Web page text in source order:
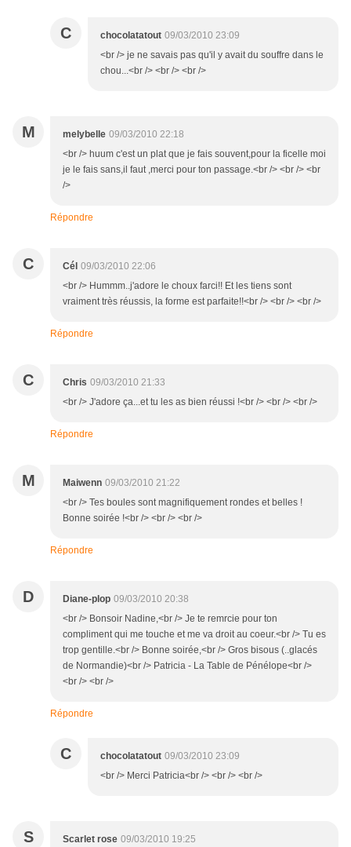
C chocolatatout 09/03/2010 23:09
<br /> je ne savais pas qu'il y avait du souffre dans le
chou...<br /> <br /> <br />
M melybelle 09/03/2010 22:18
<br /> huum c'est un plat que je fais souvent,pour la ficelle moi
je le fais sans,il faut ,merci pour ton passage.<br /> <br /> <br
/>
Répondre
C Cél 09/03/2010 22:06
<br /> Hummm..j'adore le choux farci!! Et les tiens sont
vraiment très réussis, la forme est parfaite!!<br /> <br /> <br />
Répondre
C Chris 09/03/2010 21:33
<br /> J'adore ça...et tu les as bien réussi !<br /> <br /> <br />
Répondre
M Maiwenn 09/03/2010 21:22
<br /> Tes boules sont magnifiquement rondes et belles !
Bonne soirée !<br /> <br /> <br />
Répondre
D Diane-plop 09/03/2010 20:38
<br /> Bonsoir Nadine,<br /> Je te remrcie pour ton
compliment qui me touche et me va droit au coeur.<br /> Tu es
trop gentille.<br /> Bonne soirée,<br /> Gros bisous (..glacés
de Normandie)<br /> Patricia - La Table de Pénélope<br />
<br /> <br />
Répondre
C chocolatatout 09/03/2010 23:09
<br /> Merci Patricia<br /> <br /> <br />
S Scarlet rose 09/03/2010 19:25